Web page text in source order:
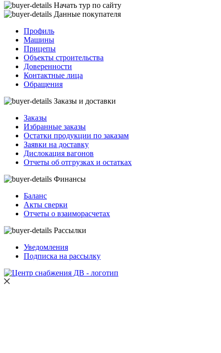
Начать тур по сайту
Данные покупателя
Профиль
Машины
Прицепы
Объекты строительства
Доверенности
Контактные лица
Обращения
Заказы и доставки
Заказы
Избранные заказы
Остатки продукции по заказам
Заявки на доставку
Дислокация вагонов
Отчеты об отгрузках и остатках
Финансы
Баланс
Акты сверки
Отчеты о взаиморасчетах
Рассылки
Уведомления
Подписка на рассылку